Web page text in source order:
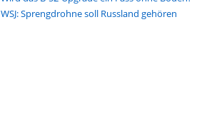
WSJ: Sprengdrohne soll Russland gehören